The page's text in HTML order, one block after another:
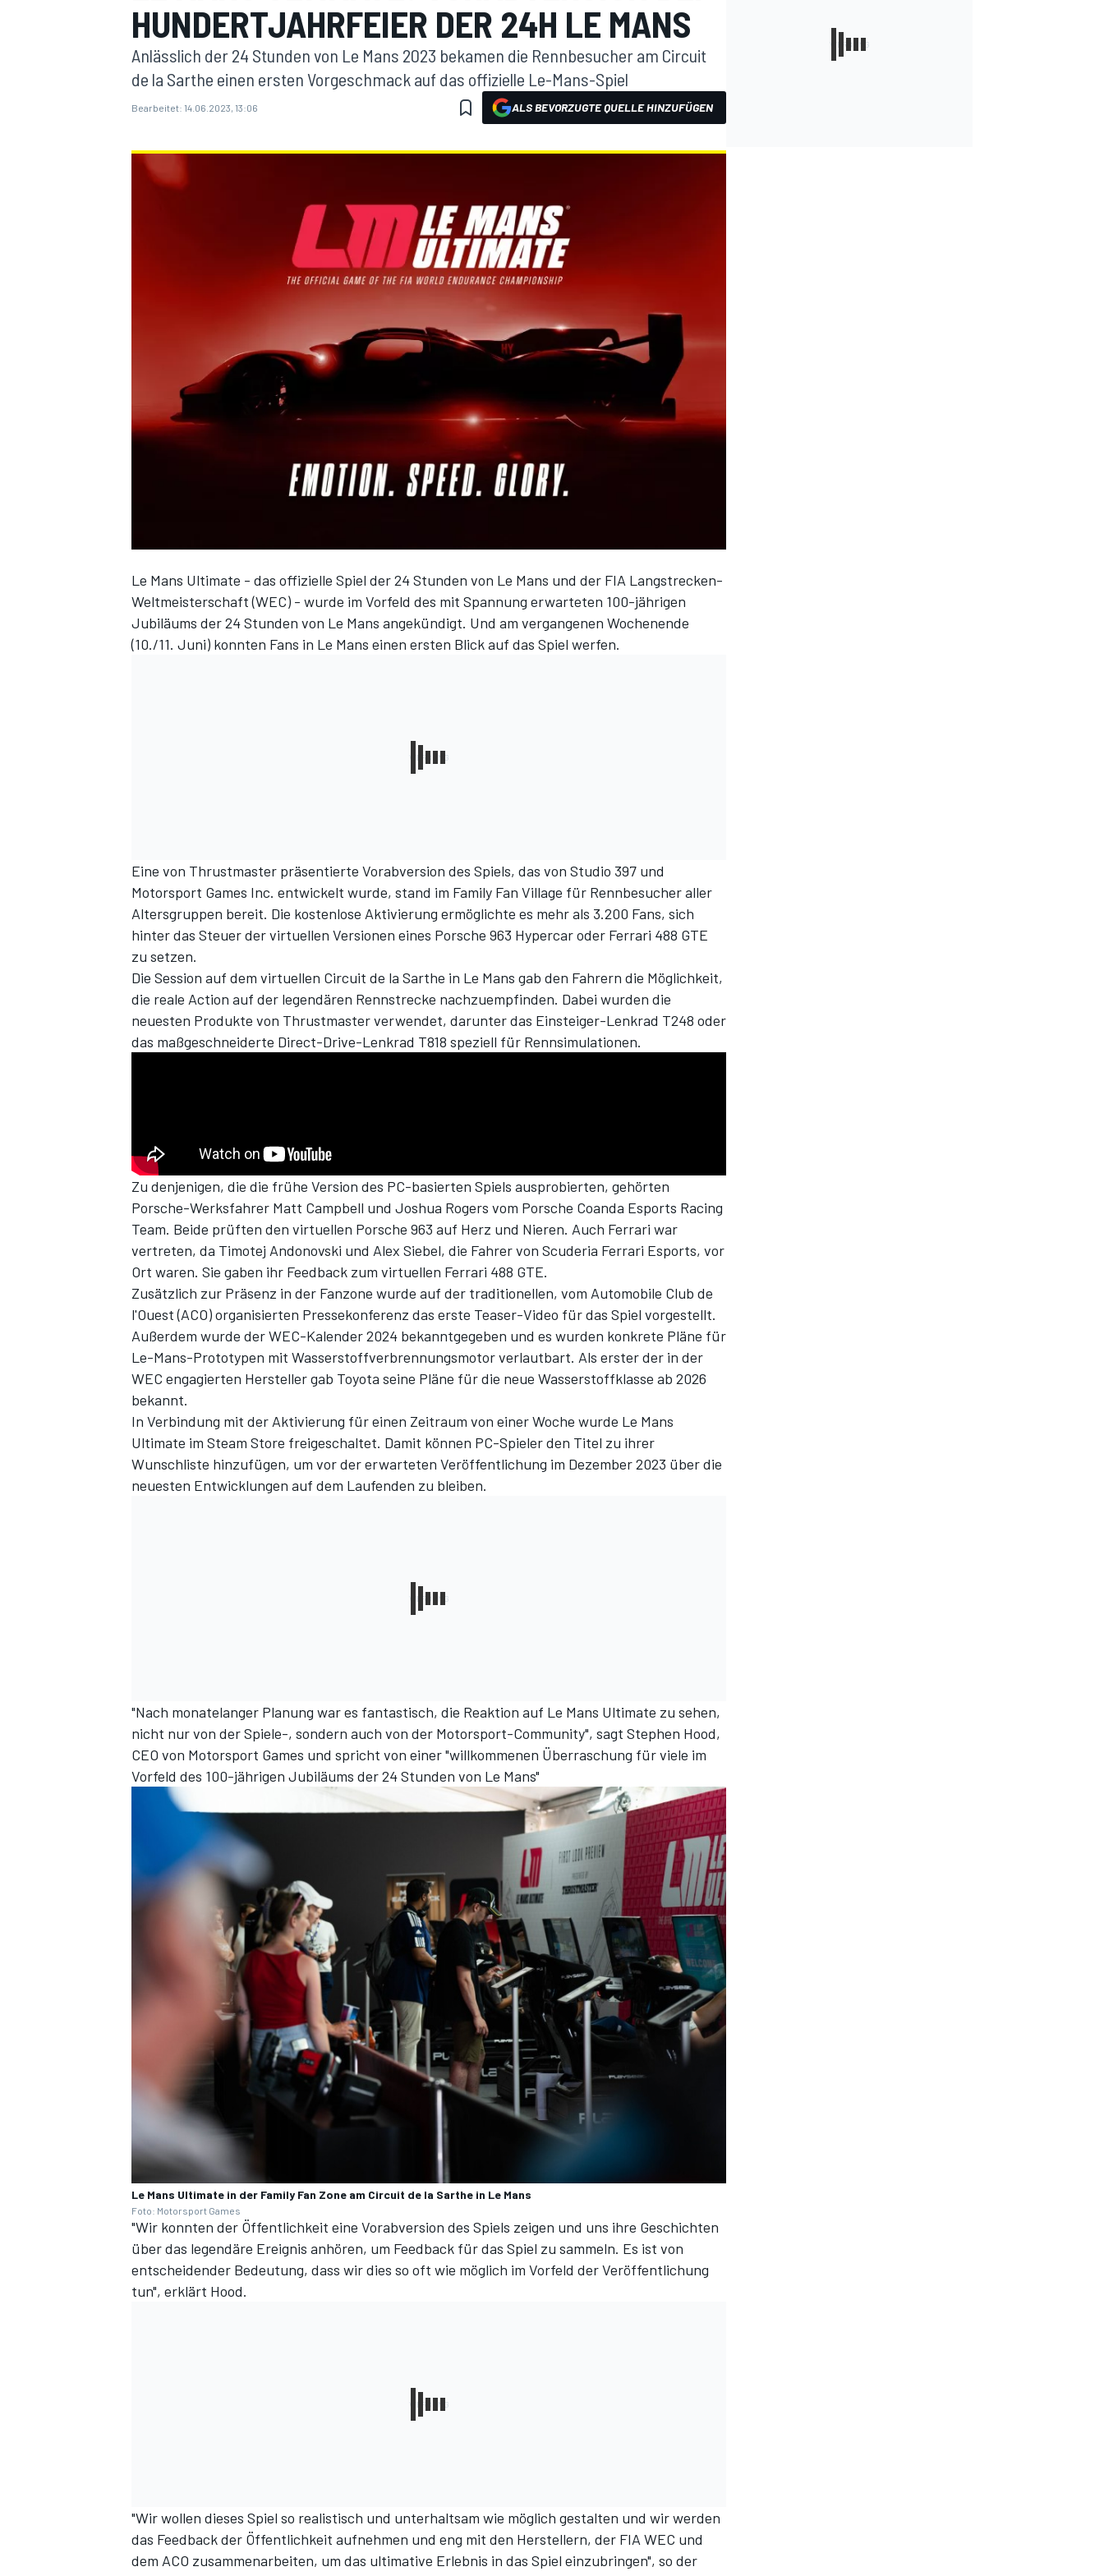
MOTOGP
SPORTWAGEN
HUNDERTJAHRFEIER DER 24H LE MANS
Anlässlich der 24 Stunden von Le Mans 2023 bekamen die Rennbesucher am Circuit
de la Sarthe einen ersten Vorgeschmack auf das offizielle Le-Mans-Spiel
Bearbeitet: 14.06.2023, 13:06 ALS BEVORZUGTE QUELLE HINZUFÜGEN
Le Mans Ultimate - das offizielle Spiel der 24 Stunden von Le Mans und der FIA Langstrecken-
Weltmeisterschaft (WEC) - wurde im Vorfeld des mit Spannung erwarteten 100-jährigen
Jubiläums der 24 Stunden von Le Mans angekündigt. Und am vergangenen Wochenende
(10./11. Juni) konnten Fans in Le Mans einen ersten Blick auf das Spiel werfen.
Eine von Thrustmaster präsentierte Vorabversion des Spiels, das von Studio 397 und
Motorsport Games Inc. entwickelt wurde, stand im Family Fan Village für Rennbesucher aller
Altersgruppen bereit. Die kostenlose Aktivierung ermöglichte es mehr als 3.200 Fans, sich
hinter das Steuer der virtuellen Versionen eines Porsche 963 Hypercar oder Ferrari 488 GTE
zu setzen.
Die Session auf dem virtuellen Circuit de la Sarthe in Le Mans gab den Fahrern die Möglichkeit,
die reale Action auf der legendären Rennstrecke nachzuempfinden. Dabei wurden die
neuesten Produkte von Thrustmaster verwendet, darunter das Einsteiger-Lenkrad T248 oder
das maßgeschneiderte Direct-Drive-Lenkrad T818 speziell für Rennsimulationen.
Zu denjenigen, die die frühe Version des PC-basierten Spiels ausprobierten, gehörten
Porsche-Werksfahrer Matt Campbell und Joshua Rogers vom Porsche Coanda Esports Racing
Team. Beide prüften den virtuellen Porsche 963 auf Herz und Nieren. Auch Ferrari war
vertreten, da Timotej Andonovski und Alex Siebel, die Fahrer von Scuderia Ferrari Esports, vor
Ort waren. Sie gaben ihr Feedback zum virtuellen Ferrari 488 GTE.
Zusätzlich zur Präsenz in der Fanzone wurde auf der traditionellen, vom Automobile Club de
l'Ouest (ACO) organisierten Pressekonferenz das erste Teaser-Video für das Spiel vorgestellt.
Außerdem wurde derWEC-Kalender 2024 bekanntgegeben und es wurden konkrete Pläne für
Le-Mans-Prototypen mit Wasserstoffverbrennungsmotorverlautbart. Als erster der in der
WEC engagierten Hersteller gab Toyota seine Pläne für die neue Wasserstoffklasse ab 2026
bekannt.
In Verbindung mit der Aktivierung für einen Zeitraum von einer Woche wurde Le Mans
Ultimate im Steam Store freigeschaltet. Damit können PC-Spieler den Titel zu ihrer
Wunschliste hinzufügen, um vor der erwarteten Veröffentlichung im Dezember 2023 über die
neuesten Entwicklungen auf dem Laufenden zu bleiben.
"Nach monatelanger Planung war es fantastisch, die Reaktion auf Le Mans Ultimate zu sehen,
nicht nur von der Spiele-, sondern auch von der Motorsport-Community", sagt Stephen Hood,
CEO von Motorsport Games und spricht von einer "willkommenen Überraschung für viele im
Vorfeld des 100-jährigen Jubiläums der 24 Stunden von Le Mans"
Le Mans Ultimate in der Family Fan Zone am Circuit de la Sarthe in Le Mans
Foto: Motorsport Games
"Wir konnten der Öffentlichkeit eine Vorabversion des Spiels zeigen und uns ihre Geschichten
über das legendäre Ereignis anhören, um Feedback für das Spiel zu sammeln. Es ist von
entscheidender Bedeutung, dass wir dies so oft wie möglich im Vorfeld der Veröffentlichung
tun", erklärt Hood.
"Wir wollen dieses Spiel so realistisch und unterhaltsam wie möglich gestalten und wir werden
das Feedback der Öffentlichkeit aufnehmen und eng mit den Herstellern, der FIA WEC und
dem ACO zusammenarbeiten, um das ultimative Erlebnis in das Spiel einzubringen", so der